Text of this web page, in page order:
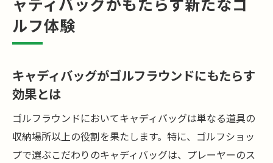
個性を表現するキャディバッグの選び方
キャディバッグがゴルフに与える心理的効
おくべきポイントとコツ
機能性を考慮した選択のコツ
自分のプレースタイルに合わせたバッグ選
ルフ体験
キャディバッグがゴルフラウンドにもたらす
効果とは
ゴルフラウンドにおいてキャディバッグは単なる道具の
収納場所以上の役割を果たします。特に、ゴルフショッ
プで選ぶこだわりのキャディバッグは、プレーヤーのス